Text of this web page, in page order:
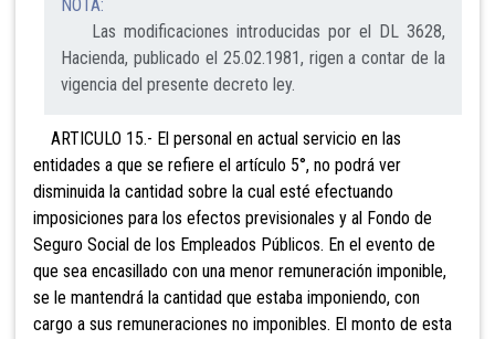
NOTA:
Las modificaciones introducidas por el DL 3628,
Hacienda, publicado el 25.02.1981, rigen a contar de la
vigencia del presente decreto ley.
ARTICULO 15.- El personal en actual servicio en las
entidades a que se refiere el artículo 5°, no podrá ver
disminuida la cantidad sobre la cual esté efectuando
imposiciones para los efectos previsionales y al Fondo de
Seguro Social de los Empleados Públicos. En el evento de
que sea encasillado con una menor remuneración imponible,
se le mantendrá la cantidad que estaba imponiendo, con
cargo a sus remuneraciones no imponibles. El monto de esta